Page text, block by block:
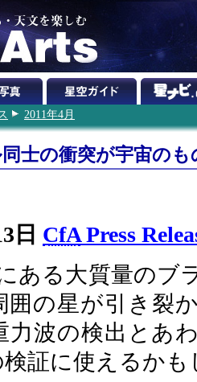
2011年4月
士の衝突が宇宙の
日 CfAPress
ある大質量のブ
囲の星が引き裂
力波の検出とあ
証に使えるかも